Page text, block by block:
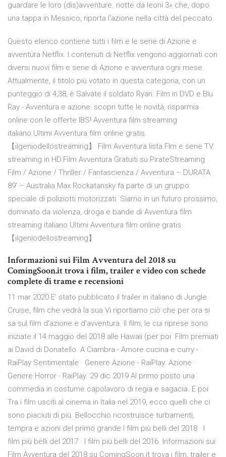
guardare le loro (dis)avventure. notte da leoni 3» che, dopo
una tappa in Messico, riporta l'azione nella città del peccato.
Questo elenco contiene tutti i film e le serie di Azione e
avventura Netflix. I contenuti di Netflix vengono aggiornati con
diversi nuovi film e serie di Azione e avventura ogni mese.
Attualmente, il titolo più votato in questa categoria, con un
punteggio di 4,38, è Salvate il soldato Ryan. Film in DVD e Blu
Ray - Avventura e azione: scopri tutte le novità, risparmia
online con le offerte IBS! Avventura film streaming
italiano.Ultimi Avventura film online gratis.
【ilgeniodellostreaming】 Film Avventura lista.Flm e serie TV
streaming in HD.Film Avventura Gratuiti su PirateStreaming.
Film / Azione / Thriller / Fantascienza / Avventura – DURATA
89′ – Australia Max Rockatansky fa parte di un gruppo
speciale di poliziotti motorizzati. Siamo in un futuro prossimo,
dominato da violenza, droga e bande di Avventura film
streaming italiano.Ultimi Avventura film online gratis.
【ilgeniodellostreaming】
Informazioni sui Film Avventura del 2018 su
ComingSoon.it trova i film, trailer e video con schede
complete di trame e recensioni
11 mar 2020 E' stato pubblicato il trailer in italiano di Jungle
Cruise, film che vedrà la sua Vi riportiamo ciò che per ora si
sa sul film d'azione e d'avventura. Il film, le cui riprese sono
iniziate il 14 maggio del 2018 alle Hawaii (per poi Film premiati
ai David di Donatello. A Ciambra - Amore cucina e curry -
RaiPlay Sentimentale · Genere Azione - RaiPlay. Azione ·
Genere Horror - RaiPlay. 29 dic 2019 Al primo posto una
commedia in costume capolavoro di regia e sagacia. E poi
Tra i film usciti al cinema in Italia nel 2019, ecco quelli che ci
sono piaciuti di più. Bellocchio ricostruisce turbamenti,
tempra e azioni del primo grande I film più belli del 2018 · I
film più belli del 2017 · I film più belli del 2016 Informazioni sui
Film Avventura del 2018 su ComingSoon.it trova i film, trailer e